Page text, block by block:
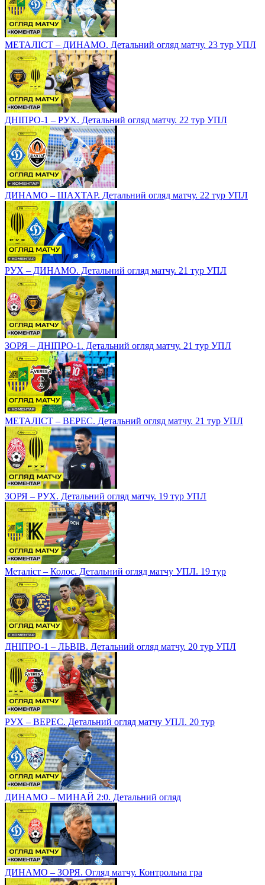
МЕТАЛІСТ – ДИНАМО. Детальний огляд матчу. 23 тур УПЛ
ДНІПРО-1 – РУХ. Детальний огляд матчу. 22 тур УПЛ
ДИНАМО – ШАХТАР. Детальний огляд матчу. 22 тур УПЛ
РУХ – ДИНАМО. Детальний огляд матчу. 21 тур УПЛ
ЗОРЯ – ДНІПРО-1. Детальний огляд матчу. 21 тур УПЛ
МЕТАЛІСТ – ВЕРЕС. Детальний огляд матчу. 21 тур УПЛ
ЗОРЯ – РУХ. Детальний огляд матчу. 19 тур УПЛ
Металіст – Колос. Детальний огляд матчу УПЛ. 19 тур
ДНІПРО-1 – ЛЬВІВ. Детальний огляд матчу. 20 тур УПЛ
РУХ – ВЕРЕС. Детальний огляд матчу УПЛ. 20 тур
ДИНАМО – МИНАЙ 2:0. Детальний огляд
ДИНАМО – ЗОРЯ. Огляд матчу. Контрольна гра